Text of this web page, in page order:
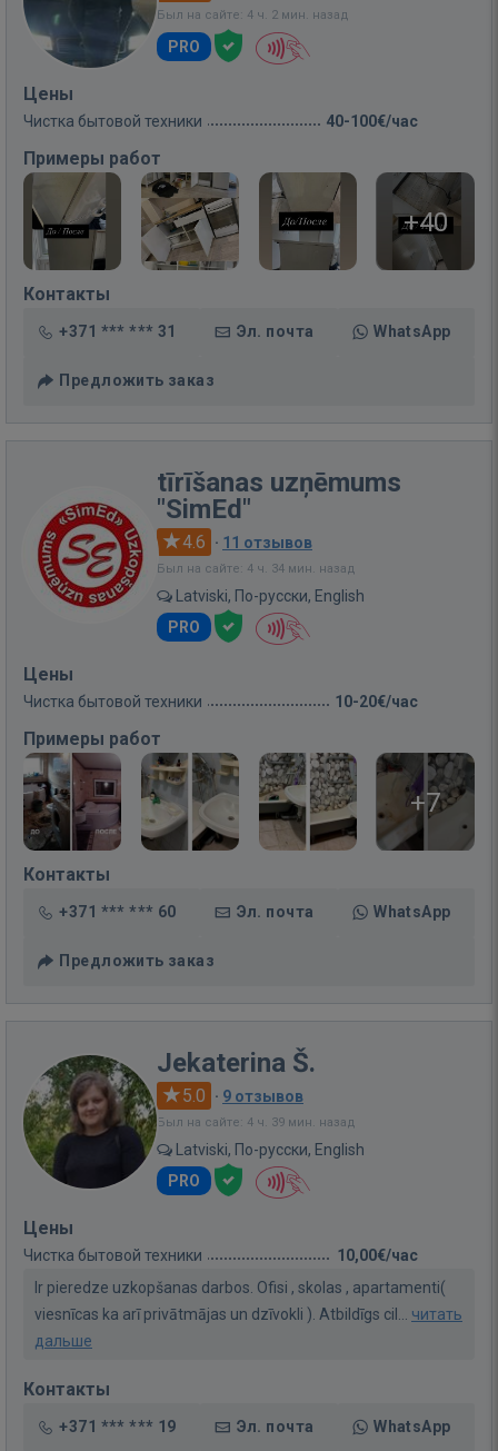
Был на сайте: 4 ч. 2 мин. назад
PRO
Цены
Чистка бытовой техники 40-100€/час
Примеры работ
+40
Контакты
+371 *** *** 31 Эл. почта WhatsApp
Предложить заказ
tīrīšanas uzņēmums
"SimEd"
4.6 · 11 отзывов
Был на сайте: 4 ч. 34 мин. назад
Latviski, По-русски, English
PRO
Цены
Чистка бытовой техники 10-20€/час
Примеры работ
+7
Контакты
+371 *** *** 60 Эл. почта WhatsApp
Предложить заказ
Jekaterina Š.
5.0 · 9 отзывов
Был на сайте: 4 ч. 39 мин. назад
Latviski, По-русски, English
PRO
Цены
Чистка бытовой техники
10,00€/час
Ir pieredze uzkopšanas darbos. Ofisi , skolas , apartamenti(
viesnīcas ka arī privātmājas un dzīvokli ). Atbildīgs cil... читать
дальше
Контакты
+371 *** *** 19 Эл. почта WhatsApp